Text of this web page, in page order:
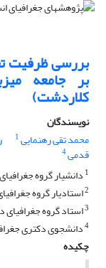
بررسی ظرفیت
بر جامعه
کلاردشت)
نویسندگان
محمد تقی رهنمایی1
قدمی4
1 دانشیار گروه
2استادیار گروه
3استاد گروه
4دانشجوی دکتری
چکیده